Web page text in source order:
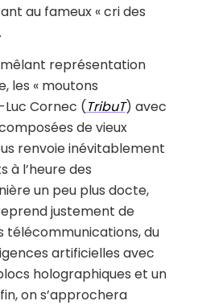
au fameux « cri des
représentation
les « moutons
Cornec (TribuT) avec
de vieux
renvoie inévitablement
à l’heure des
un peu plus docte,
justement de
télécommunications, du
artificielles avec
holographiques et un
on s’approchera